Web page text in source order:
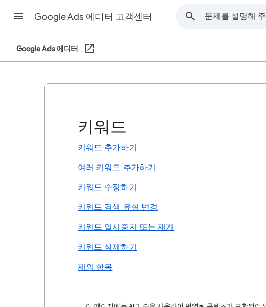
Google Ads 에디터 고객센터
Google Ads 에디터
키워드
키워드 추가하기
여러 키워드 추가하기
키워드 수정하기
키워드 검색 유형 변경
키워드 일시중지 또는 재개
키워드 삭제하기
제외 항목